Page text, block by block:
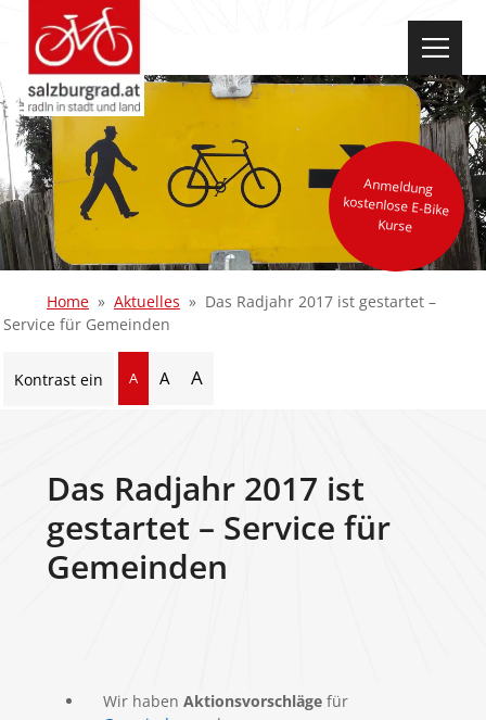
Anmeldung
kostenlose E-Bike
Kurse
Home Aktuelles
Das Radjahr 2017 ist gestartet –
Service für Gemeinden
Kontrast ein A A A
Das Radjahr 2017 ist
gestartet – Service für
Gemeinden
Wir habenAktionsvorschläge für